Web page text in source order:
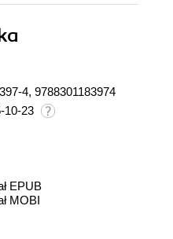
4, 9788301183974
10-23
EPUB
MOBI